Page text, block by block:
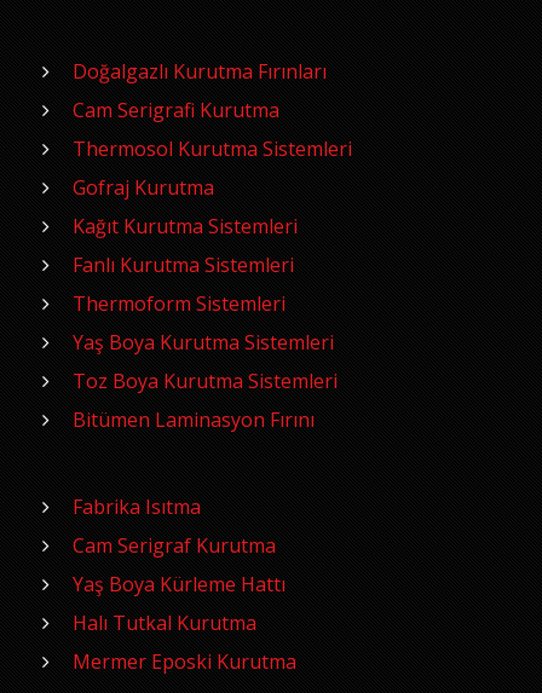
Doğalgazlı Kurutma Fırınları
Cam Serigrafi Kurutma
Thermosol Kurutma Sistemleri
Gofraj Kurutma
Kağıt Kurutma Sistemleri
Fanlı Kurutma Sistemleri
Thermoform Sistemleri
Yaş Boya Kurutma Sistemleri
Toz Boya Kurutma Sistemleri
Bitümen Laminasyon Fırını
Fabrika Isıtma
Cam Serigraf Kurutma
Yaş Boya Kürleme Hattı
Halı Tutkal Kurutma
Mermer Eposki Kurutma